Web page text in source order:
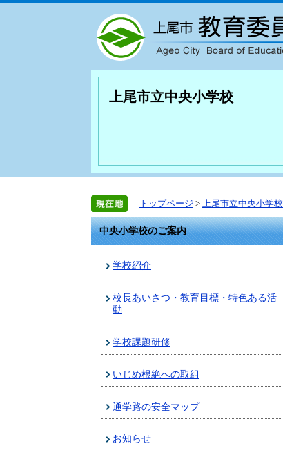
上尾市立中央小学校
トップページ > 上尾市立中央小学校
中央小学校のご案内
学校紹介
校長あいさつ・教育目標・特色ある活
動
学校課題研修
いじめ根絶への取組
通学路の安全マップ
お知らせ